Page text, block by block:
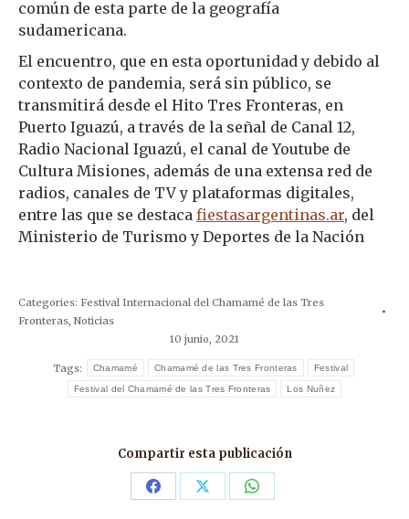
común de esta parte de la geografía
sudamericana.
El encuentro, que en esta oportunidad y debido al
contexto de pandemia, será sin público, se
transmitirá desde el Hito Tres Fronteras, en
Puerto Iguazú, a través de la señal de Canal 12,
Radio Nacional Iguazú, el canal de Youtube de
Cultura Misiones, además de una extensa red de
radios, canales de TV y plataformas digitales,
entre las que se destaca fiestasargentinas.ar, del
Ministerio de Turismo y Deportes de la Nación
Categories: Festival Internacional del Chamamé de las Tres
Fronteras, Noticias
10 junio, 2021
Tags: Chamamé Chamamé de las Tres Fronteras Festival
Festival del Chamamé de las Tres Fronteras Los Nuñez
Compartir esta publicación
Share Share Share